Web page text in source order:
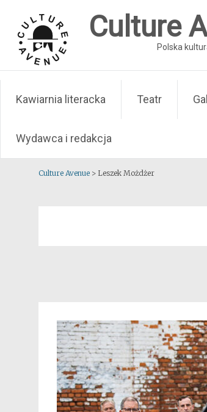
content
Culture
Polska
Kawiarnia literacka Teatr
Wydawca i redakcja
Culture Avenue > Leszek Możdżer